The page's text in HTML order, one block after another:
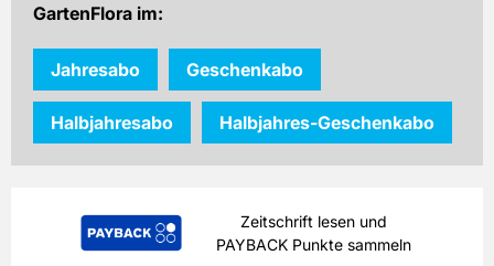
GartenFlora im:
Jahresabo Geschenkabo
Halbjahresabo Halbjahres-Geschenkabo
Zeitschrift lesen und
PAYBACK Punkte sammeln